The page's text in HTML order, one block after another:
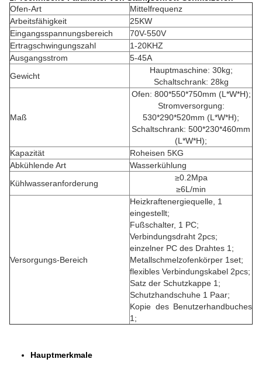
Ofen-Art
Mittelfrequenz
Arbeitsfähigkeit
25KW
Eingangsspannungsbereich
70V-550V
Ertragschwingungszahl
1-20KHZ
Ausgangsstrom
5-45A
Gewicht
Hauptmaschine: 30kg;
Schaltschrank: 28kg
Maß
Ofen: 800*550*750mm (L*W*H);
Stromversorgung:
530*290*520mm (L*W*H);
Schaltschrank: 500*230*460mm
(L*W*H);
Kapazität
Roheisen 5KG
Abkühlende Art
Wasserkühlung
Kühlwasseranforderung
≥0.2Mpa
≥6L/min
Versorgungs-Bereich
Heizkraftenergiequelle, 1
eingestellt;
Fußschalter, 1 PC;
Verbindungsdraht 2pcs;
einzelner PC des Drahtes 1;
Metallschmelzofenkörper 1set;
flexibles Verbindungskabel 2pcs;
Satz der Schutzkappe 1;
Schutzhandschuhe 1 Paar;
Kopie des Benutzerhandbuches
1;
Hauptmerkmale